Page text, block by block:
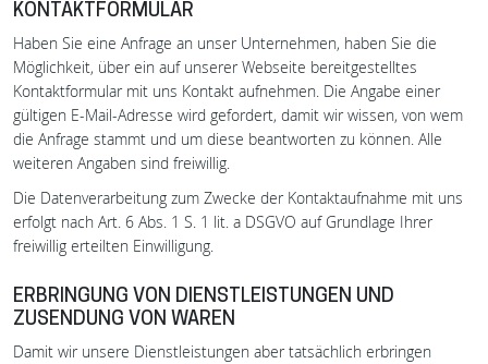
KONTAKTFORMULAR
Haben Sie eine Anfrage an unser Unternehmen, haben Sie die
Möglichkeit, über ein auf unserer Webseite bereitgestelltes
Kontaktformular mit uns Kontakt aufnehmen. Die Angabe einer
gültigen E-Mail-Adresse wird gefordert, damit wir wissen, von wem
die Anfrage stammt und um diese beantworten zu können. Alle
weiteren Angaben sind freiwillig.
Die Datenverarbeitung zum Zwecke der Kontaktaufnahme mit uns
erfolgt nach Art. 6 Abs. 1 S. 1 lit. a DSGVO auf Grundlage Ihrer
freiwillig erteilten Einwilligung.
ERBRINGUNG VON DIENSTLEISTUNGEN UND
ZUSENDUNG VON WAREN
Damit wir unsere Dienstleistungen aber tatsächlich erbringen